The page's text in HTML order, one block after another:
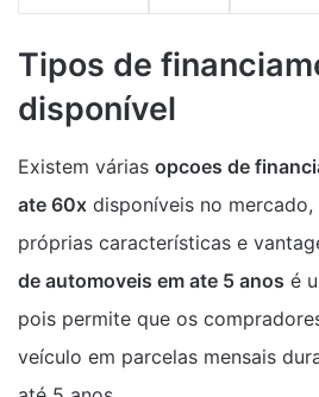
Tipos de
disponível
Existem várias opcoes de
ate 60x disponíveis no
próprias características e
de automoveis em ate 5 anos é
pois permite que os
veículo em parcelas mensais